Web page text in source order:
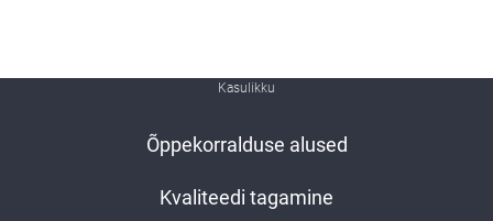
Kasulikku
Õppekorralduse alused
Kvaliteedi tagamine